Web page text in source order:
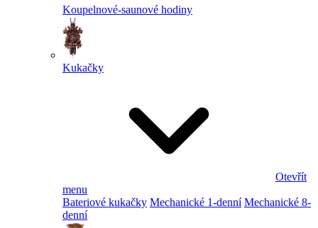
Koupelnové-saunové hodiny
Kukačky
Otevřít
menu
Bateriové kukačky Mechanické 1-denní Mechanické 8-
denní